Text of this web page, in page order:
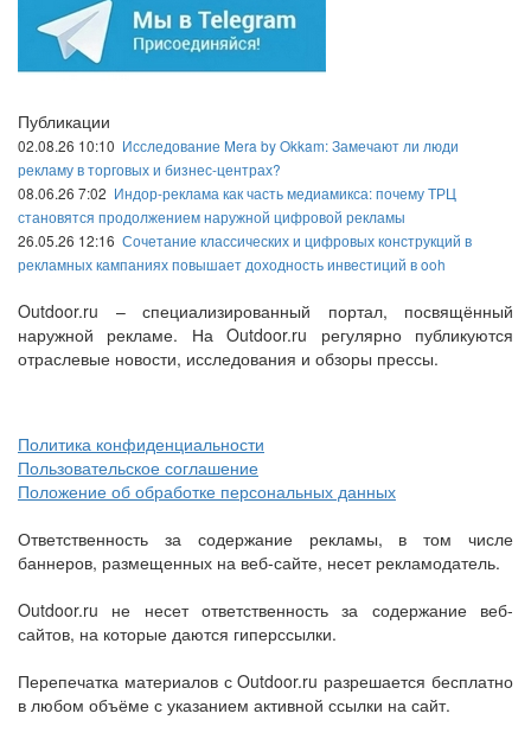
Публикации
02.08.26 10:10 Исследование Mera by Okkam: Замечают ли люди
рекламу в торговых и бизнес-центрах?
08.06.26 7:02 Индор-реклама как часть медиамикса: почему ТРЦ
становятся продолжением наружной цифровой рекламы
26.05.26 12:16 Сочетание классических и цифровых конструкций в
рекламных кампаниях повышает доходность инвестиций в ooh
Outdoor.ru – специализированный портал, посвящённый
наружной рекламе. На Outdoor.ru регулярно публикуются
отраслевые новости, исследования и обзоры прессы.
Политика конфиденциальности
Пользовательское соглашение
Положение об обработке персональных данных
Ответственность за содержание рекламы, в том числе
баннеров, размещенных на веб-сайте, несет рекламодатель.
Outdoor.ru не несет ответственность за содержание веб-
сайтов, на которые даются гиперссылки.
Перепечатка материалов с Outdoor.ru разрешается бесплатно
в любом объёме с указанием активной ссылки на сайт.